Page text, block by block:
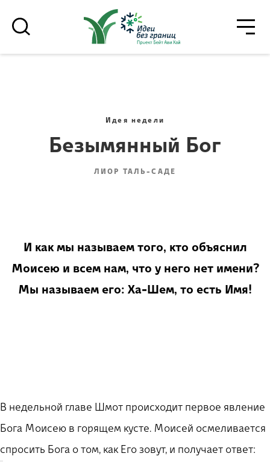
Идея недели
Безымянный Бог
ЛИОР ТАЛЬ-САДЕ
И как мы называем того, кто объяснил
Моисею и всем нам, что у него нет имени?
Мы называем его: Ха-Шем, то есть Имя!
В недельной главе Шмот происходит первое явление
Бога Моисею в горящем кусте. Моисей осмеливается
спросить Бога о том, как Его зовут, и получает ответ:
בבית אביחי לפני כולם? - דף משוכפל